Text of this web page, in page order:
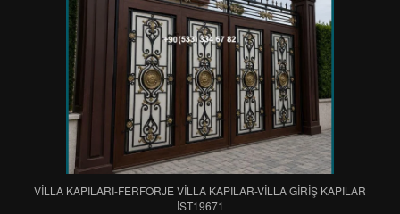
VİLLA KAPILARI-FERFORJE VİLLA KAPILAR-VİLLA GİRİŞ KAPILAR
IST19671